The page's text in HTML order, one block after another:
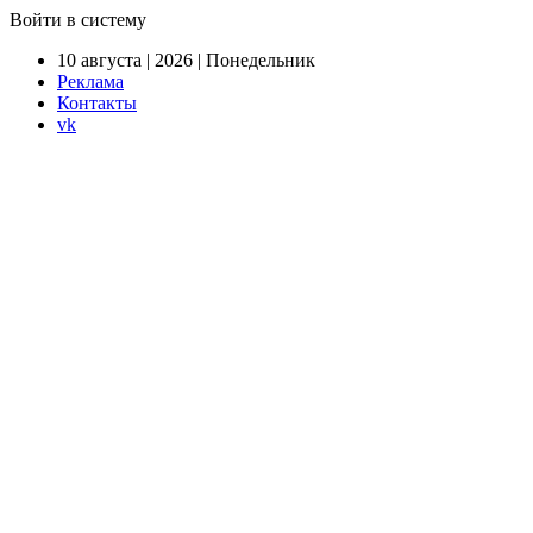
Войти в систему
10 августа | 2026 | Понедельник
Реклама
Контакты
vk